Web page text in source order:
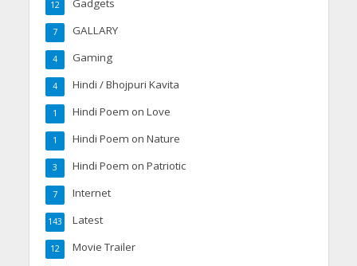
Gadgets
12
GALLARY
7
Gaming
4
Hindi / Bhojpuri Kavita
4
Hindi Poem on Love
1
Hindi Poem on Nature
1
Hindi Poem on Patriotic
3
Internet
7
Latest
143
Movie Trailer
12